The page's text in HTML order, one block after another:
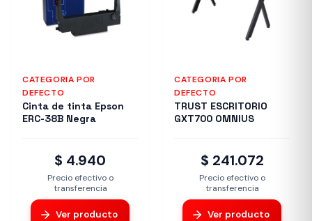
CATEGORIA POR
DEFECTO
Cinta de tinta Epson
ERC-38B Negra
$ 4.940
Precio efectivo o
transferencia
Ver producto
CATEGORIA POR
DEFECTO
TRUST ESCRITORIO
GXT700 OMNIUS
$ 241.072
Precio efectivo o
transferencia
Ver producto